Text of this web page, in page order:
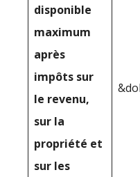
disponible
maximum
après
impôts sur
le revenu,
sur la
propriété et
sur les